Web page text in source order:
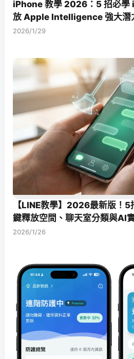
iPhone 教學 2026：5 招必學
放 Apple Intelligence 強大潛
2026/1/29
【LINE教學】2026最新版！
鍵釋放空間、聊天室分類與AI
2026/1/26